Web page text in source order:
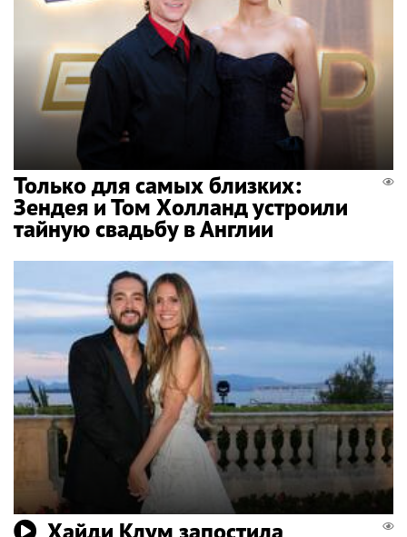
Только для самых близких:
Зендея и Том Холланд устроили
тайную свадьбу в Англии
Хайди Клум запостила